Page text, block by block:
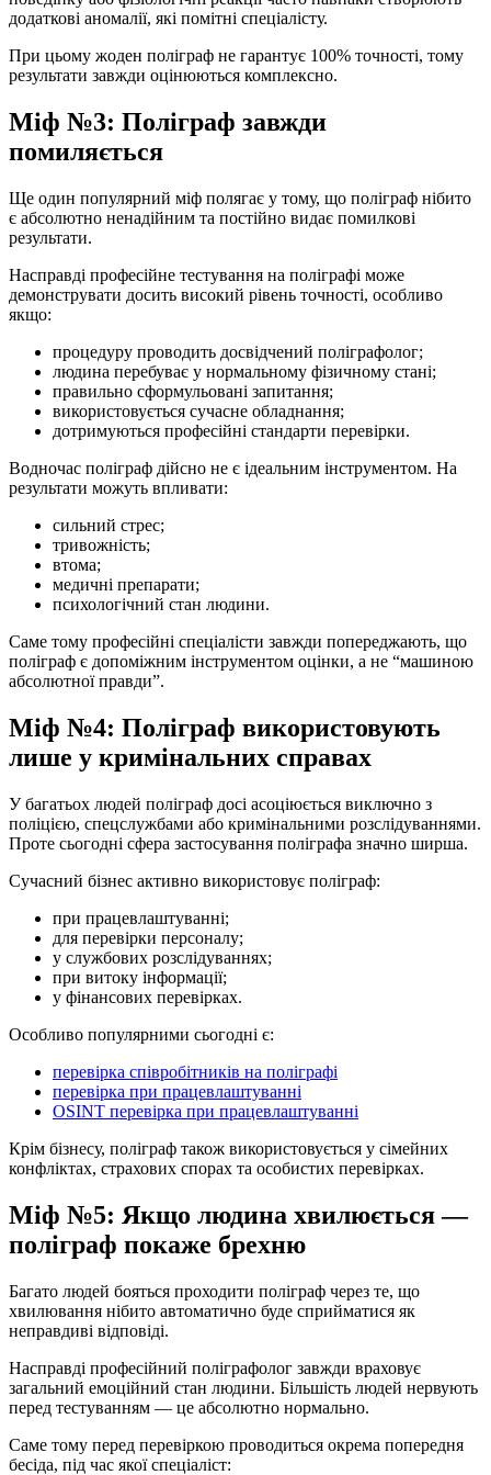
додаткові аномалії, які помітні спеціалісту.
При цьому жоден поліграф не гарантує 100% точності, тому
результати завжди оцінюються комплексно.
Міф №3: Поліграф завжди
помиляється
Ще один популярний міф полягає у тому, що поліграф нібито
є абсолютно ненадійним та постійно видає помилкові
результати.
Насправді професійне тестування на поліграфі може
демонструвати досить високий рівень точності, особливо
якщо:
процедуру проводить досвідчений поліграфолог;
людина перебуває у нормальному фізичному стані;
правильно сформульовані запитання;
використовується сучасне обладнання;
дотримуються професійні стандарти перевірки.
Водночас поліграф дійсно не є ідеальним інструментом. На
результати можуть впливати:
сильний стрес;
тривожність;
втома;
медичні препарати;
психологічний стан людини.
Саме тому професійні спеціалісти завжди попереджають, що
поліграф є допоміжним інструментом оцінки, а не “машиною
абсолютної правди”.
Міф №4: Поліграф використовують
лише у кримінальних справах
У багатьох людей поліграф досі асоціюється виключно з
поліцією, спецслужбами або кримінальними розслідуваннями.
Проте сьогодні сфера застосування поліграфа значно ширша.
Сучасний бізнес активно використовує поліграф:
при працевлаштуванні;
для перевірки персоналу;
у службових розслідуваннях;
при витоку інформації;
у фінансових перевірках.
Особливо популярними сьогодні є:
перевірка співробітників на поліграфі
перевірка при працевлаштуванні
OSINT перевірка при працевлаштуванні
Крім бізнесу, поліграф також використовується у сімейних
конфліктах, страхових спорах та особистих перевірках.
Міф №5: Якщо людина хвилюється —
поліграф покаже брехню
Багато людей бояться проходити поліграф через те, що
хвилювання нібито автоматично буде сприйматися як
неправдиві відповіді.
Насправді професійний поліграфолог завжди враховує
загальний емоційний стан людини. Більшість людей нервують
перед тестуванням — це абсолютно нормально.
Саме тому перед перевіркою проводиться окрема попередня
бесіда, під час якої спеціаліст: